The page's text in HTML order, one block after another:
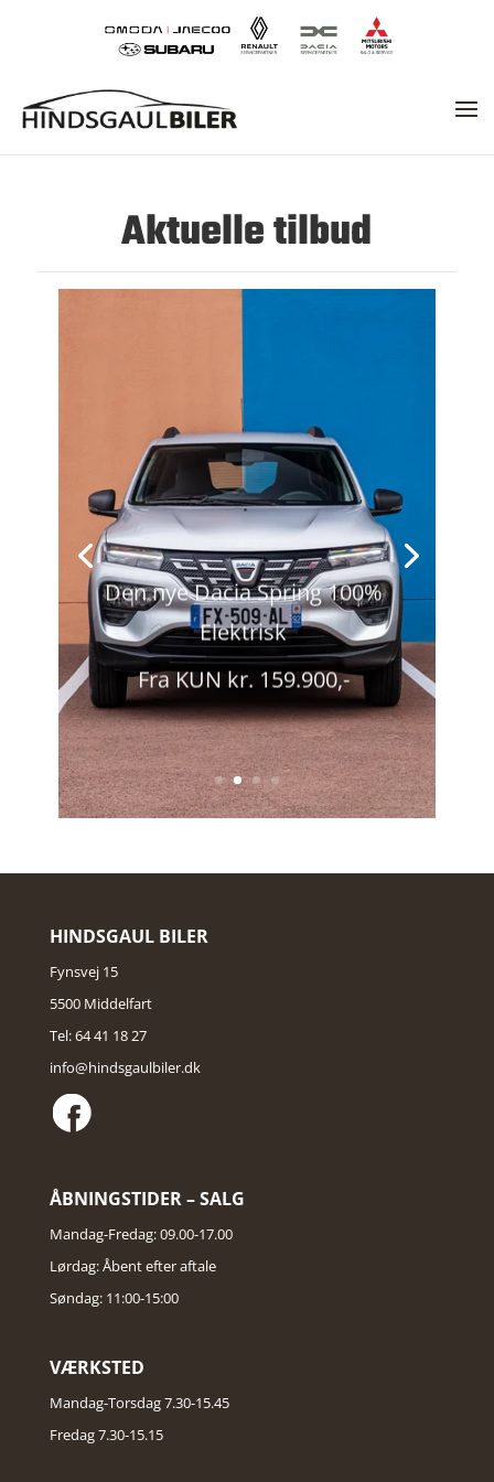
Aktuelle tilbud
Den nye Dacia Spring 100%
Elektrisk
Fra KUN kr. 159.900,-
HINDSGAUL BILER
Fynsvej 15
5500 Middelfart
Tel: 64 41 18 27
info@hindsgaulbiler.dk
ÅBNINGSTIDER – SALG
Mandag-Fredag: 09.00-17.00
Lørdag: Åbent efter aftale
Søndag: 11:00-15:00
VÆRKSTED
Mandag-Torsdag 7.30-15.45
Fredag 7.30-15.15